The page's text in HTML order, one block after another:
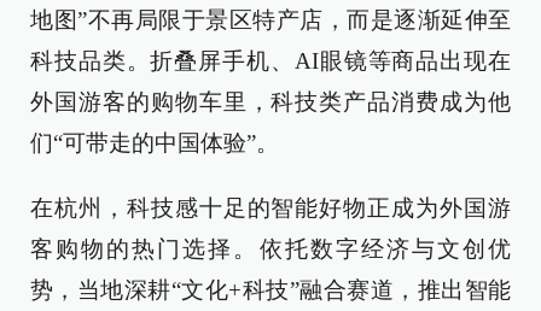
地图”不再局限于景区特产店，而是逐渐延伸至
科技品类。折叠屏手机、AI眼镜等商品出现在
外国游客的购物车里，科技类产品消费成为他
们“可带走的中国体验”。
在杭州，科技感十足的智能好物正成为外国游
客购物的热门选择。依托数字经济与文创优
势，当地深耕“文化+科技”融合赛道，推出智能